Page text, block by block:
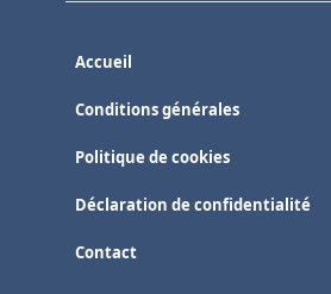
Accueil
Conditions générales
Politique de cookies
Déclaration de confidentialité
Contact